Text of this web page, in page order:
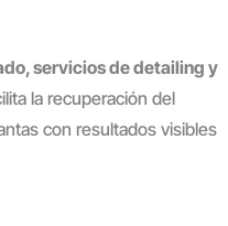
servicios de detailing y
la recuperación del
con resultados visibles